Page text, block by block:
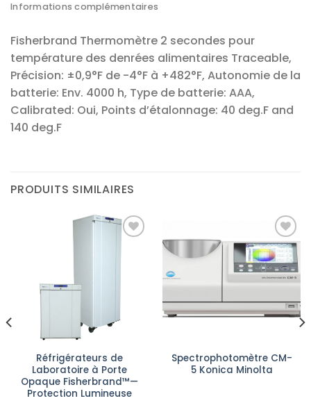
Informations complémentaires
Fisherbrand Thermomètre 2 secondes pour
température des denrées alimentaires Traceable,
Précision: ±0,9°F de -4°F à +482°F, Autonomie de la
batterie: Env. 4000 h, Type de batterie: AAA,
Calibrated: Oui, Points d’étalonnage: 40 deg.F and
140 deg.F
PRODUITS SIMILAIRES
Réfrigérateurs de
Laboratoire à Porte
Opaque Fisherbrand™—
Protection Lumineuse
Ajouter
à la liste
Spectrophotomètre CM-
5 Konica Minolta